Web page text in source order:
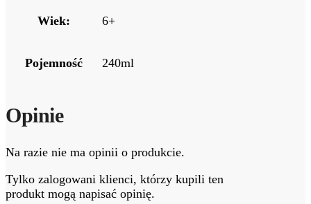
Wiek: 6+
Pojemność 240ml
Opinie
Na razie nie ma opinii o produkcie.
Tylko zalogowani klienci, którzy kupili ten
produkt mogą napisać opinię.